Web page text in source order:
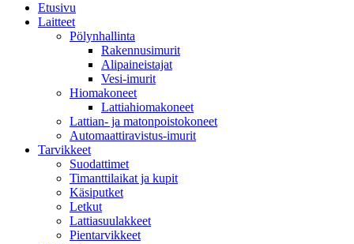
Etusivu
Laitteet
Pölynhallinta
Rakennusimurit
Alipaineistajat
Vesi-imurit
Hiomakoneet
Lattiahiomakoneet
Lattian- ja matonpoistokoneet
Automaattiravistus-imurit
Tarvikkeet
Suodattimet
Timanttilaikat ja kupit
Käsiputket
Letkut
Lattiasuulakkeet
Pientarvikkeet